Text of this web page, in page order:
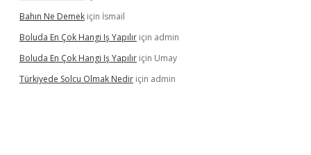
Bahın Ne Demek için İsmail
Boluda En Çok Hangi Iş Yapılır için admin
Boluda En Çok Hangi Iş Yapılır için Umay
Türkiyede Solcu Olmak Nedir için admin